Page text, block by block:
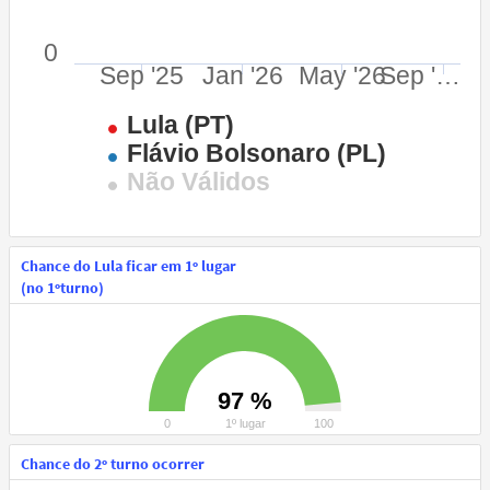
Lula (PT)
Flávio Bolsonaro (PL)
Não Válidos
Jan '26
Sep '25 May '26Sep '…
0
Chance do Lula ficar em 1º lugar
(no 1ºturno)
97 %
1º lugar
0 100
Chance do 2º turno ocorrer